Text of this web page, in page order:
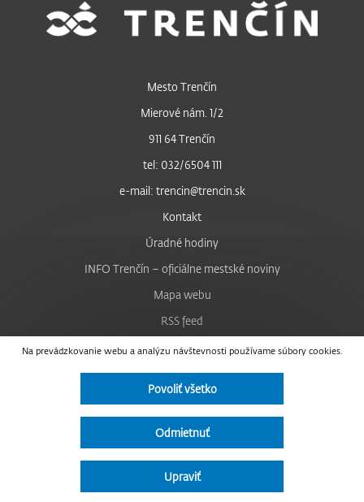
Na prevádzkovanie webu a analýzu návštevnosti používame súbory cookies.
Povoliť všetko
Odmietnuť
Upraviť
Mesto Trenčín
Mierové nám. 1/2
911 64 Trenčín
tel: 032/6504 111
e-mail: trencin@trencin.sk
Kontakt
Úradné hodiny
INFO Trenčín – oficiálne mestské noviny
Mapa webu
RSS feed
Nastavenie cookies
Facebook
Instagram
Vyhlásenie o prístupnosti